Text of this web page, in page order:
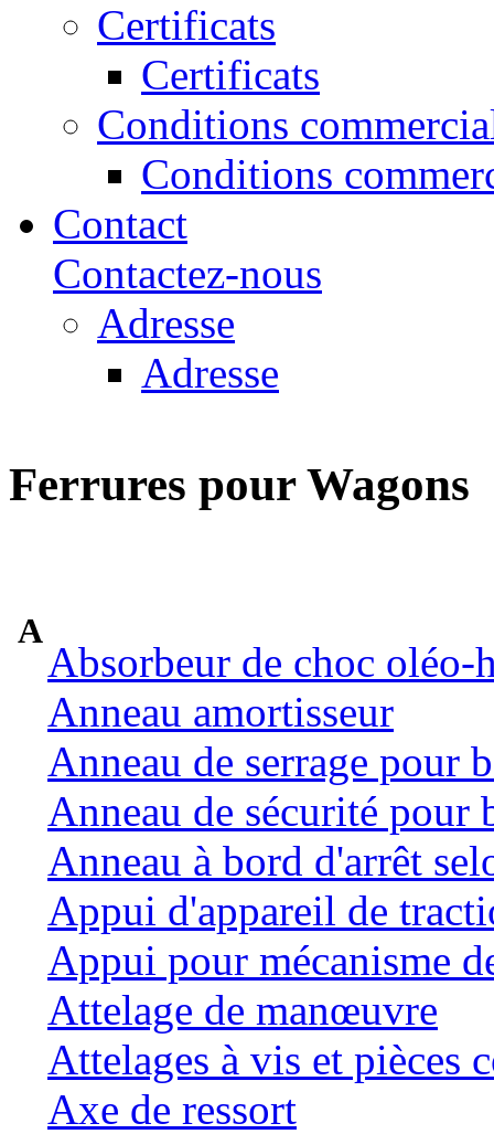
Certificats
Certificats
Conditions
Conditions
Contact
Contactez-nous
Adresse
Adresse
Ferrures pour Wagons
A
Absorbeur de choc oléo-
Anneau amortisseur
Anneau de serrage pour
Anneau de sécurité pour
Anneau à bord d'arrêt
Appui d'appareil de
Appui pour mécanisme
Attelage de manœuvre
Attelages à vis et pièces
Axe de ressort